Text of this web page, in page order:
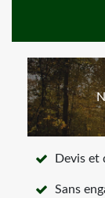
Devis et
Sans